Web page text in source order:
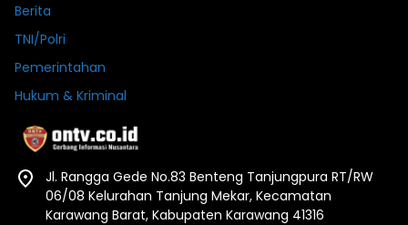
Berita
TNI/Polri
Pemerintahan
Hukum & Kriminal
Jl. Rangga Gede No.83 Benteng Tanjungpura RT/RW
06/08 Kelurahan Tanjung Mekar, Kecamatan
Karawang Barat, Kabupaten Karawang 41316